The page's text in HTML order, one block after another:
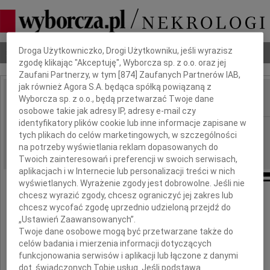
Nekrologi Odeszli Poradnik pogrzebowy
IMIĘ I NAZWISKO:
REGION: Warszawa
DATA EMISJI: 12.06.2026
Pani Agnieszce Kuźmińskiej
Zastępcy Dyrektora
Dbamy o Twoją prywatność
Droga Użytkowniczko, Drogi Użytkowniku, jeśli wyrazisz
zgodę klikając "Akceptuję", Wyborcza sp. z o.o. oraz jej
Zaufani Partnerzy, w tym [874] Zaufanych Partnerów IAB,
jak również Agora S.A. będąca spółką powiązaną z
Wyborcza sp. z o.o., będą przetwarzać Twoje dane
osobowe takie jak adresy IP, adresy e-mail czy
identyfikatory plików cookie lub inne informacje zapisane w
tych plikach do celów marketingowych, w szczególności
na potrzeby wyświetlania reklam dopasowanych do
Twoich zainteresowań i preferencji w swoich serwisach,
aplikacjach i w Internecie lub personalizacji treści w nich
wyświetlanych. Wyrażenie zgody jest dobrowolne. Jeśli nie
chcesz wyrazić zgody, chcesz ograniczyć jej zakres lub
chcesz wycofać zgodę uprzednio udzieloną przejdź do
„Ustawień Zaawansowanych”.
Twoje dane osobowe mogą być przetwarzane także do
celów badania i mierzenia informacji dotyczących
funkcjonowania serwisów i aplikacji lub łączone z danymi
dot. świadczonych Tobie usług. Jeśli podstawą